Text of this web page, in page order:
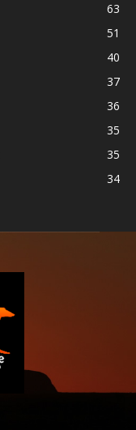
63
51
40
37
36
35
35
34